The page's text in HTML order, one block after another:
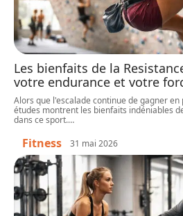
Les bienfaits de la
votre endurance et votre
Alors que l'escalade continue de gagner
études montrent les bienfaits indéniables
dans ce sport.…
Fitness 31 mai 2026